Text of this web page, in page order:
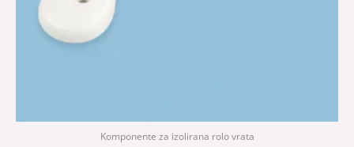
Komponente za izolirana rolo vrata